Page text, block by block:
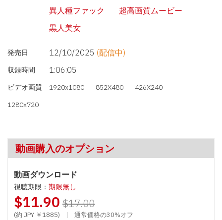
異人種ファック
超高画質ムービー
黒人美女
発売日 12/10/2025 (配信中)
収録時間 1:06:05
ビデオ画質 1920x1080 852X480
426X240
1280x720
動画購入のオプション
動画ダウンロード
視聴期限： 期限無し
$11.90 $17.00
(約 JPY ￥1885) | 通常価格の30%オフ